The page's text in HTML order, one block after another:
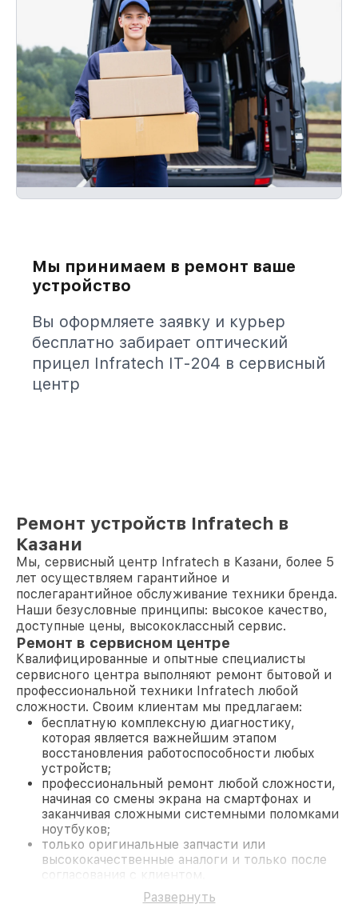
Мы принимаем в ремонт ваше
устройство
Вы оформляете заявку и курьер
бесплатно забирает оптический
прицел Infratech IT-204 в сервисный
центр
Ремонт устройств Infratech в
Казани
Мы, сервисный центр Infratech в Казани, более 5
лет осуществляем гарантийное и
послегарантийное обслуживание техники бренда.
Наши безусловные принципы: высокое качество,
доступные цены, высококлассный сервис.
Ремонт в сервисном центре
Квалифицированные и опытные специалисты
сервисного центра выполняют ремонт бытовой и
профессиональной техники Infratech любой
сложности. Своим клиентам мы предлагаем:
бесплатную комплексную диагностику,
которая является важнейшим этапом
восстановления работоспособности любых
устройств;
профессиональный ремонт любой сложности,
начиная со смены экрана на смартфонах и
заканчивая сложными системными поломками
ноутбуков;
только оригинальные запчасти или
высококачественные аналоги и только после
согласования с клиентом.
На все работы и замененные комплектующие
Развернуть